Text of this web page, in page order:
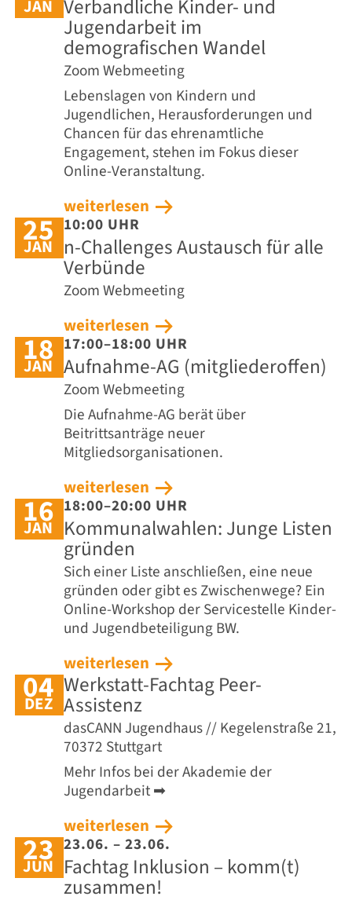
JAN Verbandliche Kinder- und
Jugendarbeit im
demografischen Wandel
Zoom Webmeeting
Lebenslagen von Kindern und
Jugendlichen, Herausforderungen und
Chancen für das ehrenamtliche
Engagement, stehen im Fokus dieser
Online-Veranstaltung.
weiterlesen
25
JAN
10:00 UHR
n-Challenges Austausch für alle
Verbünde
Zoom Webmeeting
weiterlesen
18
JAN
17:00–18:00 UHR
Aufnahme-AG (mitgliederoffen)
Zoom Webmeeting
Die Aufnahme-AG berät über
Beitrittsanträge neuer
Mitgliedsorganisationen.
weiterlesen
16
JAN
18:00–20:00 UHR
Kommunalwahlen: Junge Listen
gründen
Sich einer Liste anschließen, eine neue
gründen oder gibt es Zwischenwege? Ein
Online-Workshop der Servicestelle Kinder-
und Jugendbeteiligung BW.
weiterlesen
04
DEZ
Werkstatt-Fachtag Peer-
Assistenz
dasCANN Jugendhaus // Kegelenstraße 21,
70372 Stuttgart
Mehr Infos bei der Akademie der
Jugendarbeit ➡
weiterlesen
23
JUN
23.06. – 23.06.
Fachtag Inklusion – komm(t)
zusammen!